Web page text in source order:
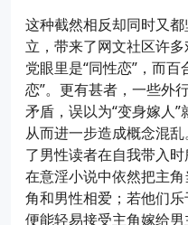
这种截然相反却同时又
立，带来了网文社区许
党眼里是“同性恋”，而
恋”。更有甚者，一些外
矛盾，误以为“变身嫁人”
从而进一步造成概念混
了男性读者在自我带入
在意淫小说中依然把主
角和男性相爱；若他们
便能轻易接受主角嫁给